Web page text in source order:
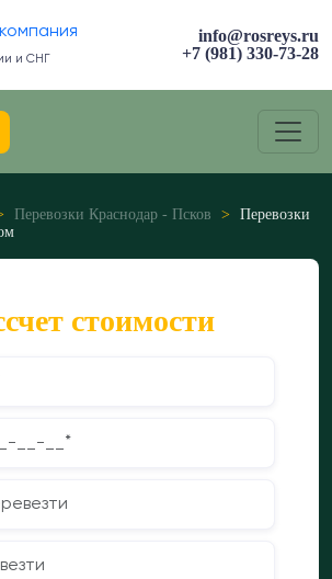
и СНГ
info@rosreys.ru
+7 (981) 330-73-28
Перевозки Краснодар - Псков >
Перевозки
стоимости